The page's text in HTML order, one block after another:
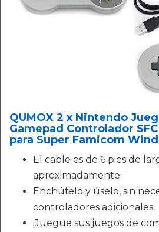
QUMOX 2 x Nintendo
Gamepad Controlador
para Super Famicom
El cable es de 6 pies de
aproximadamente.
Enchúfelo y úselo, sin
controladores adicionales.
¡Juegue sus juegos de